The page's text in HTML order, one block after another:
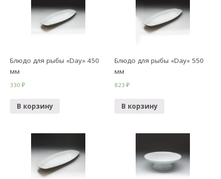
Блюдо для рыбы «Day» 450
мм
330₽
В корзину
Блюдо для рыбы «Day» 550
мм
823₽
В корзину